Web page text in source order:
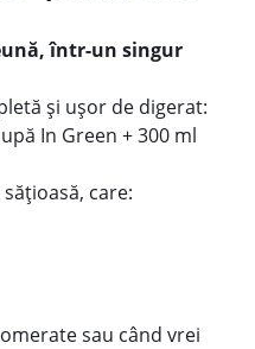
într-un singur
și ușor de digerat:
In Green + 300 ml
care:
sau când vrei